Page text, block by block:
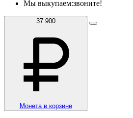
Мы выкупаем:звоните!
37 900
Монета в корзине